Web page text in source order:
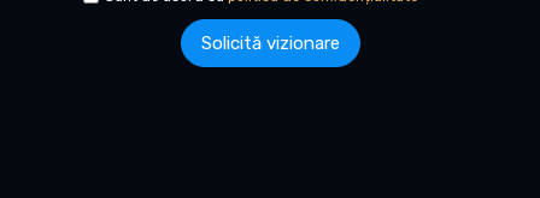
Solicită vizionare